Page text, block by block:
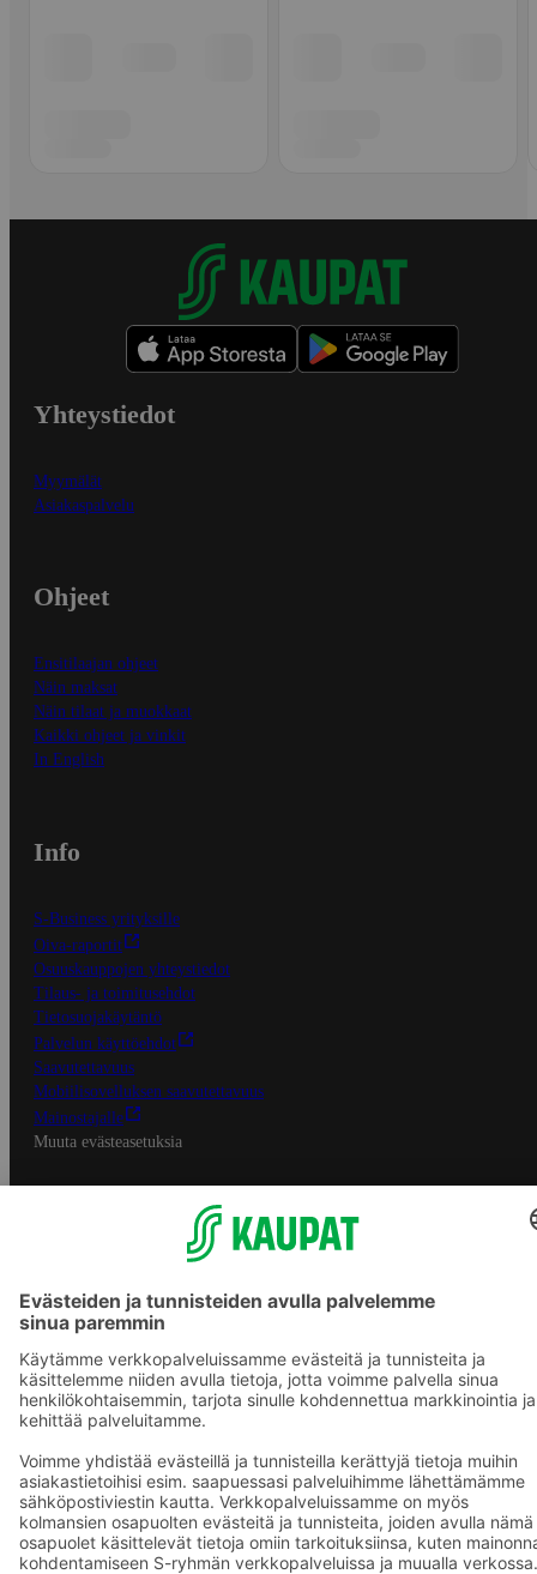
Yhteystiedot
Myymälät
Asiakaspalvelu
Ohjeet
Ensitilaajan ohjeet
Näin maksat
Näin tilaat ja muokkaat
Kaikki ohjeet ja vinkit
In English
Info
S-Business yrityksille
Oiva-raportit
Osuuskauppojen yhteystiedot
Tilaus- ja toimitusehdot
Tietosuojakäytäntö
Palvelun käyttöehdot
Saavutettavuus
Mobiilisovelluksen saavutettavuus
Mainostajalle
Muuta evästeasetuksia
S-ryhmän palvelut
S-ryhmä
Asiakasomistajuus
Yhteishyvä Ruoka -sovellus
S-ostoslista -sovellus
Prisma.fi
Sokos.fi
S-Pankki
Yhteishyvä
Sokos Hotels
Raflaamo